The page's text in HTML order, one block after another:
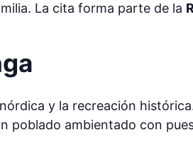
La cita forma parte de la
y la recreación
poblado ambientado con